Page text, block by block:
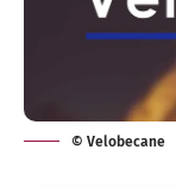
© Velobecane